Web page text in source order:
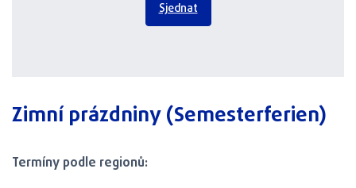
Sjednat
Zimní prázdniny (Semesterferien)
Termíny podle regionů: